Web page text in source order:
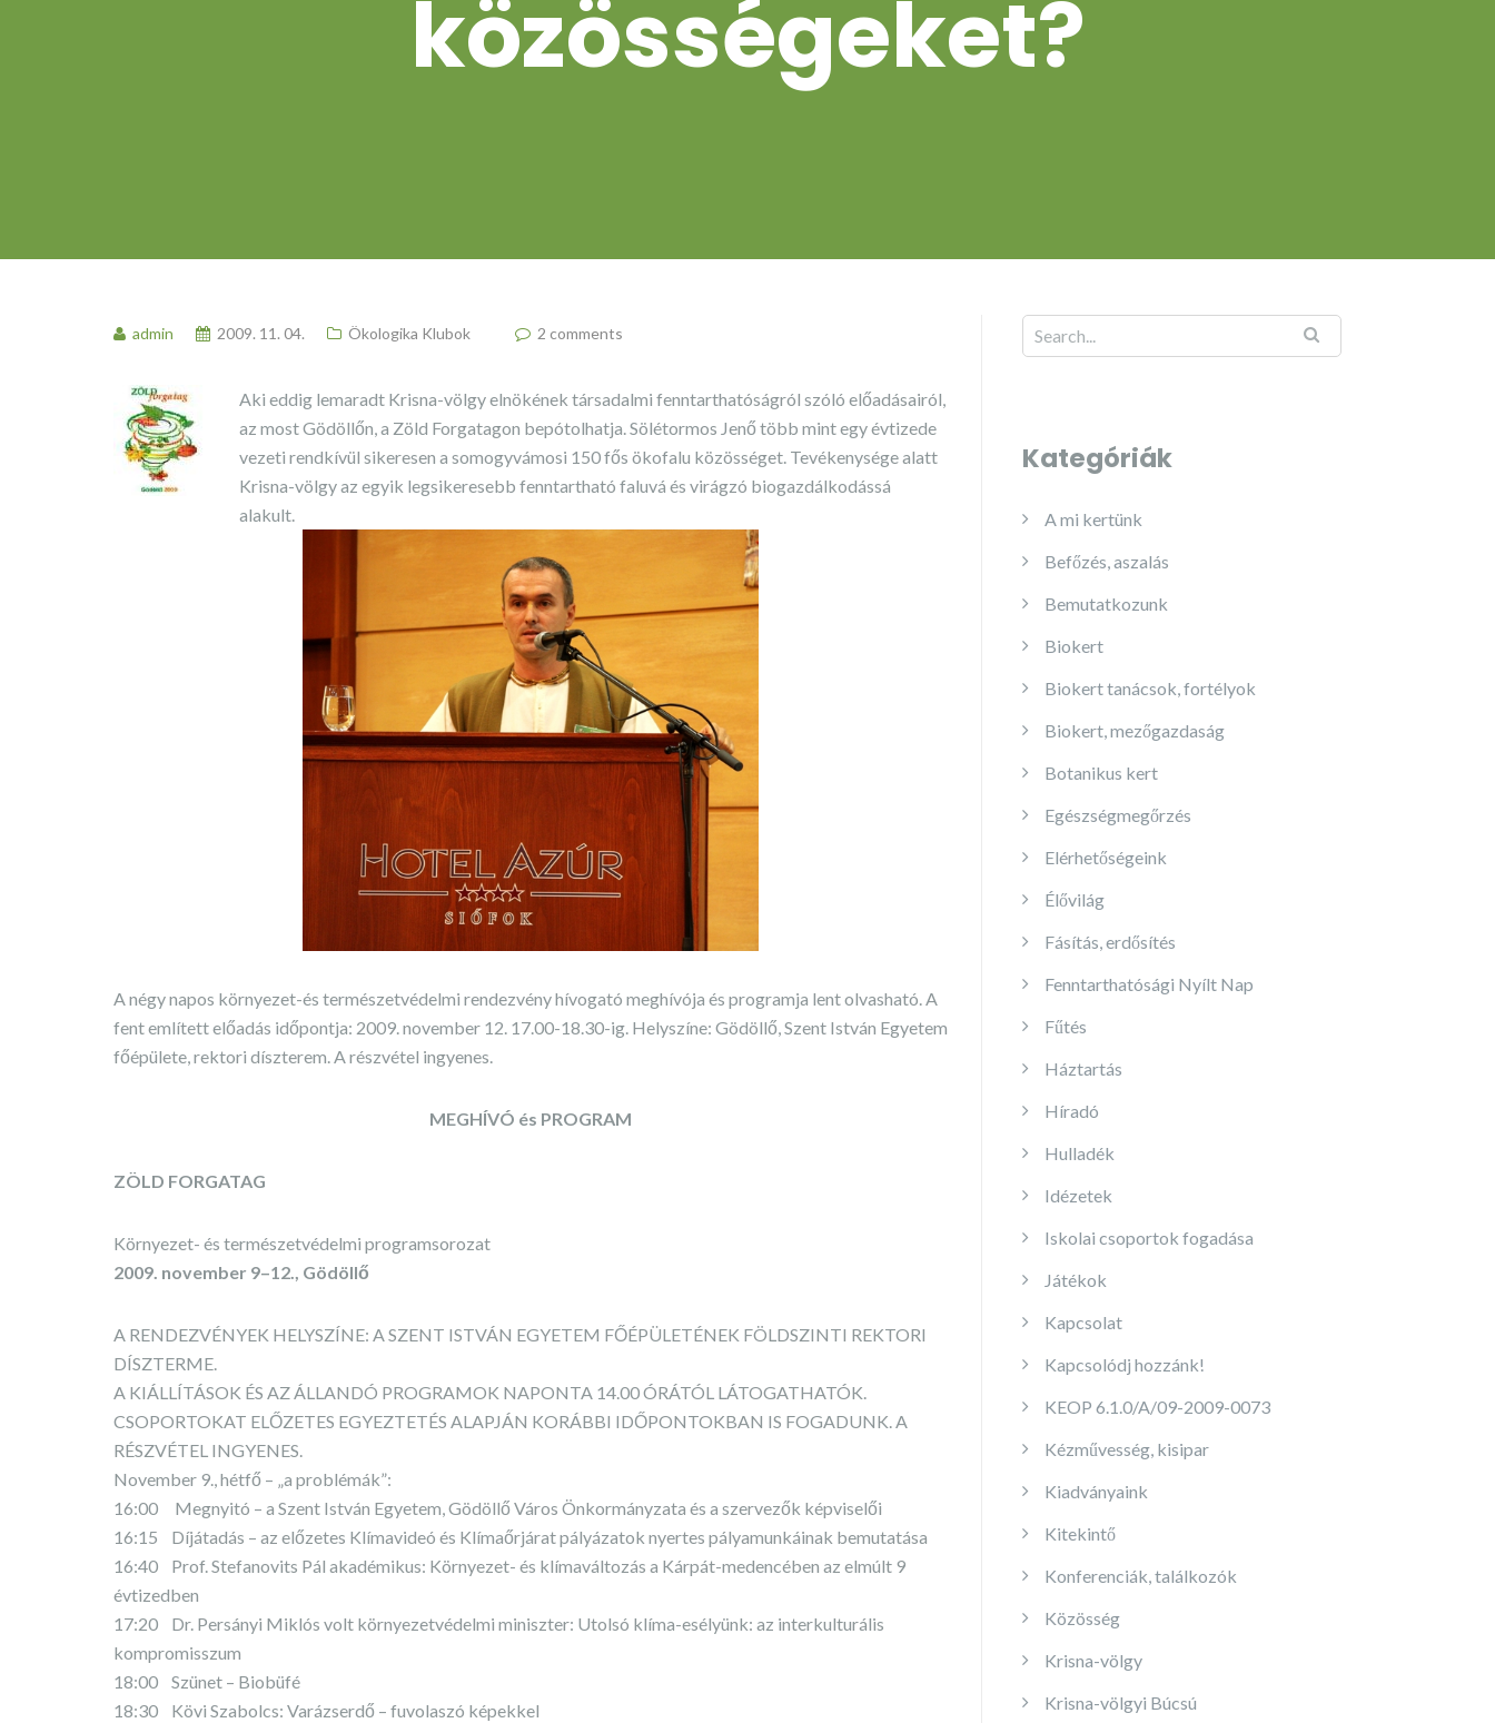
közösségeket?
admin 2009. 11. 04. Ökologika Klubok 2 comments
Aki eddig lemaradt Krisna-völgy elnökének társadalmi fenntarthatóságról szóló előadásairól,
az most Gödöllőn, a Zöld Forgatagon bepótolhatja. Sölétormos Jenő több mint egy évtizede
vezeti rendkívül sikeresen a somogyvámosi 150 fős ökofalu közösséget. Tevékenysége alatt
Krisna-völgy az egyik legsikeresebb fenntartható faluvá és virágzó biogazdálkodássá
alakult.
A négy napos környezet-és természetvédelmi rendezvény hívogató meghívója és programja lent olvasható. A
fent említett előadás időpontja: 2009. november 12. 17.00-18.30-ig. Helyszíne: Gödöllő, Szent István Egyetem
főépülete, rektori díszterem. A részvétel ingyenes.
MEGHÍVÓ és PROGRAM
ZÖLD FORGATAG
Környezet- és természetvédelmi programsorozat
2009. november 9–12., Gödöllő
A RENDEZVÉNYEK HELYSZÍNE: A SZENT ISTVÁN EGYETEM FŐÉPÜLETÉNEK FÖLDSZINTI REKTORI
DÍSZTERME.
A KIÁLLÍTÁSOK ÉS AZ ÁLLANDÓ PROGRAMOK NAPONTA 14.00 ÓRÁTÓL LÁTOGATHATÓK.
CSOPORTOKAT ELŐZETES EGYEZTETÉS ALAPJÁN KORÁBBI IDŐPONTOKBAN IS FOGADUNK. A
RÉSZVÉTEL INGYENES.
November 9., hétfő – „a problémák”:
16:00 Megnyitó – a Szent István Egyetem, Gödöllő Város Önkormányzata és a szervezők képviselői
16:15 Díjátadás – az előzetes Klímavideó és Klímaőrjárat pályázatok nyertes pályamunkáinak bemutatása
16:40 Prof. Stefanovits Pál akadémikus: Környezet- és klímaváltozás a Kárpát-medencében az elmúlt 9
évtizedben
17:20 Dr. Persányi Miklós volt környezetvédelmi miniszter: Utolsó klíma-esélyünk: az interkulturális
kompromisszum
18:00 Szünet – Biobüfé
18:30 Kövi Szabolcs: Varázserdő – fuvolaszó képekkel
Kategóriák
A mi kertünk
Befőzés, aszalás
Bemutatkozunk
Biokert
Biokert tanácsok, fortélyok
Biokert, mezőgazdaság
Botanikus kert
Egészségmegőrzés
Elérhetőségeink
Élővilág
Fásítás, erdősítés
Fenntarthatósági Nyílt Nap
Fűtés
Háztartás
Híradó
Hulladék
Idézetek
Iskolai csoportok fogadása
Játékok
Kapcsolat
Kapcsolódj hozzánk!
KEOP 6.1.0/A/09-2009-0073
Kézművesség, kisipar
Kiadványaink
Kitekintő
Konferenciák, találkozók
Közösség
Krisna-völgy
Krisna-völgyi Búcsú